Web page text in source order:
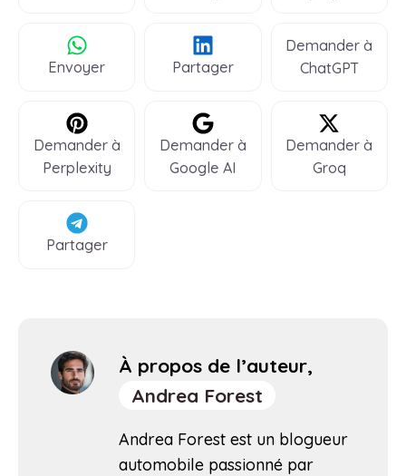
Envoyer Partager
Demander à
ChatGPT
Demander à
Perplexity
Demander à
Google AI
Demander à
Groq
Partager
À propos de l’auteur,
Andrea Forest
Andrea Forest est un blogueur
automobile passionné par